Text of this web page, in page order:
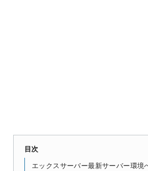
目次
エックスサーバー最新サーバー環境